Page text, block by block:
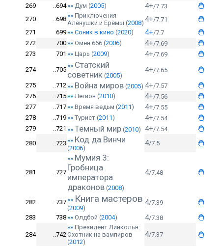
269
..694»» Дум (2005) 4+/7.73
270
..698»» Приключения
Алёнушки и Ерёмы (2008) 4+/7.71
271
699»» Соник в кино (2020) 4+/7.7
272
700»» Омен 666 (2006) 4+/7.69
273
701 »» Царь (2009) 4+/7.69
274 ..705
»» Статский
советник (2005)
4+/7.65
275 ..712»» Война миров (2005) 4+/7.57
276
..715»» Легион (2010) 4+/7.56
277
..717»» Время ведьм (2011) 4+/7.55
278
..719»» Турист (2011) 4+/7.54
279
..721 »» Тёмный мир (2010) 4+/7.54
280
..723 »» Код да Винчи
(2006)
4/7.5
281 ..727
»» Мумия 3:
Гробница
императора
драконов (2008)
4/7.48
282 ..737»» Книга мастеров
(2009)
4/7.39
283
738»» Олдбой (2004) 4/7.38
284 ..742
»» Президент Линкольн:
Охотник на вампиров
(2012)
4/7.37